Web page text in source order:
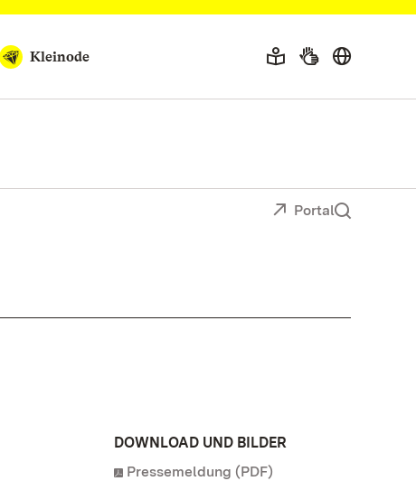
Kleinode
Portal
DOWNLOAD UND BILDER
Pressemeldung (PDF)